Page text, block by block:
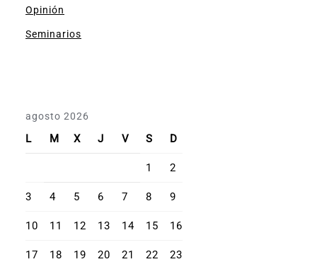
Opinión
Seminarios
agosto 2026
L M X J V S D
1 2
3 4 5 6 7 8 9
10 11 12 13 14 15 16
17 18 19 20 21 22 23